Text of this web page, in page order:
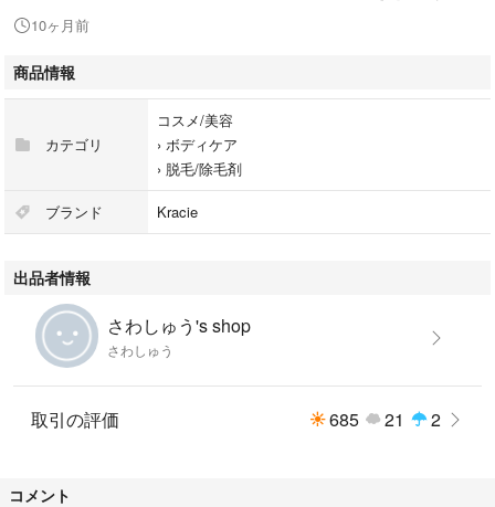
#クラシエ
#4901417840448
#ボディケア
#脱毛/除毛剤
10ヶ月前
商品情報
カテゴリ
コスメ/美容
› ボディケア
› 脱毛/除毛剤
ブランド Kracie
出品者情報
さわしゅう's shop
さわしゅう
取引の評価 685 21 2
コメント